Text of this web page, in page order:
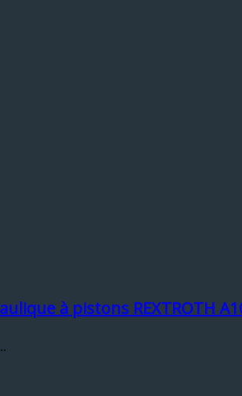
à pistons REXTROTH